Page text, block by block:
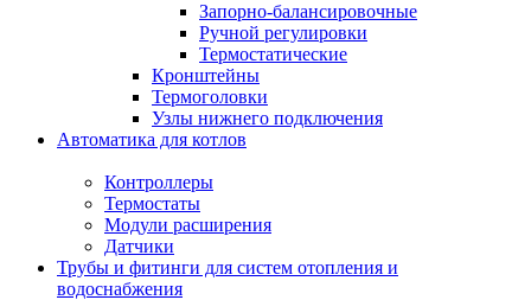
Запорно-балансировочные
Ручной регулировки
Термостатические
Кронштейны
Термоголовки
Узлы нижнего подключения
Автоматика для котлов
Контроллеры
Термостаты
Модули расширения
Датчики
Трубы и фитинги для систем отопления и
водоснабжения